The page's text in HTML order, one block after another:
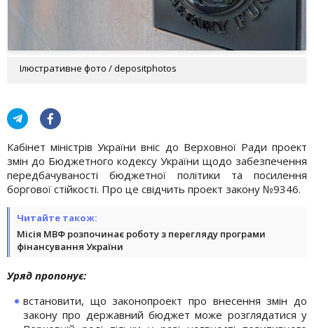
Ілюстративне фото / depositphotos
Кабінет міністрів України вніс до Верховної Ради проект
змін до Бюджетного кодексу України щодо забезпечення
передбачуваності бюджетної політики та посилення
боргової стійкості. Про це свідчить проект закону №9346.
Читайте також:
Місія МВФ розпочинає роботу з перегляду програми
фінансування України
Уряд пропонує:
встановити, що законопроект про внесення змін до
закону про державний бюджет може розглядатися у